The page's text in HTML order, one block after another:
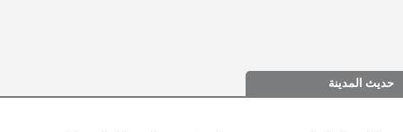
حديث المدينة